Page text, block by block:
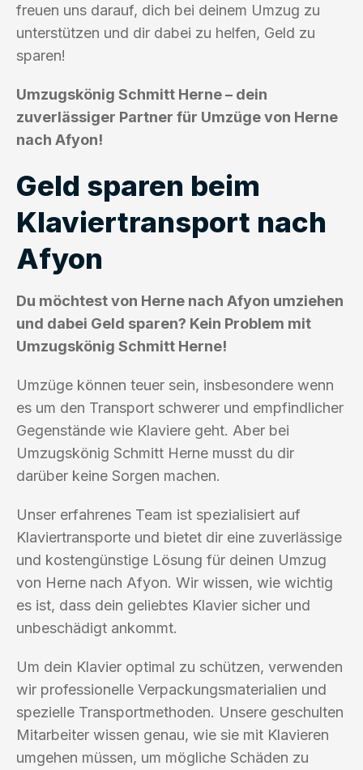
freuen uns darauf, dich bei deinem Umzug zu
unterstützen und dir dabei zu helfen, Geld zu
sparen!
Umzugskönig Schmitt Herne – dein
zuverlässiger Partner für Umzüge von Herne
nach Afyon!
Geld sparen beim
Klaviertransport nach
Afyon
Du möchtest von Herne nach Afyon umziehen
und dabei Geld sparen? Kein Problem mit
Umzugskönig Schmitt Herne!
Umzüge können teuer sein, insbesondere wenn
es um den Transport schwerer und empfindlicher
Gegenstände wie Klaviere geht. Aber bei
Umzugskönig Schmitt Herne musst du dir
darüber keine Sorgen machen.
Unser erfahrenes Team ist spezialisiert auf
Klaviertransporte und bietet dir eine zuverlässige
und kostengünstige Lösung für deinen Umzug
von Herne nach Afyon. Wir wissen, wie wichtig
es ist, dass dein geliebtes Klavier sicher und
unbeschädigt ankommt.
Um dein Klavier optimal zu schützen, verwenden
wir professionelle Verpackungsmaterialien und
spezielle Transportmethoden. Unsere geschulten
Mitarbeiter wissen genau, wie sie mit Klavieren
umgehen müssen, um mögliche Schäden zu